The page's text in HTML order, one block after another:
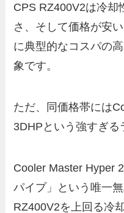
CPS RZ400V2は冷却
さ、そして価格が安
に典型的なコスパの
象です。
ただ、同価格帯には
3DHPという強すぎる
Cooler Master Hyper
パイプ」という唯一
RZ400V2を上回る冷